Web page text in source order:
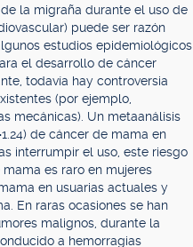
la migraña durante el uso de
puede ser razón
estudios epidemiológicos
el desarrollo de cáncer
todavía hay controversia
(por ejemplo,
mecánicas). Un metaanálisis
de cáncer de mama en
interrumpir el uso, este riesgo
es raro en mujeres
en usuarias actuales y
En raras ocasiones se han
malignos, durante la
a hemorragias